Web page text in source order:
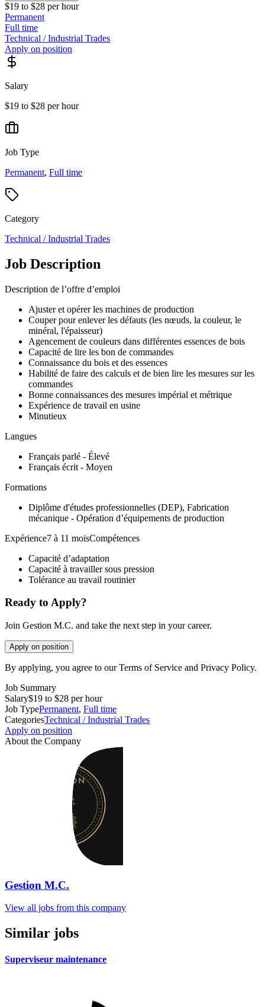
$19 to $28 per hour
Permanent
Full time
Technical / Industrial Trades
Apply on position
Salary
$19 to $28 per hour
Job Type
Permanent, Full time
Category
Technical / Industrial Trades
Job Description
Description de l’offre d’emploi
Ajuster et opérer les machines de production
Couper pour enlever les défauts (les nœuds, la couleur, le
minéral, l'épaisseur)
Agencement de couleurs dans différentes essences de bois
Capacité de lire les bon de commandes
Connaissance du bois et des essences
Habilité de faire des calculs et de bien lire les mesures sur les
commandes
Bonne connaissances des mesures impérial et métrique
Expérience de travail en usine
Minutieux
Langues
Français parlé - Élevé
Français écrit - Moyen
Formations
Diplôme d'études professionnelles (DEP), Fabrication
mécanique - Opération d’équipements de production
Expérience7 à 11 moisCompétences
Capacité d’adaptation
Capacité à travailler sous pression
Tolérance au travail routinier
Ready to Apply?
Join Gestion M.C. and take the next step in your career.
Apply on position
By applying, you agree to our Terms of Service and Privacy Policy.
Job Summary
Salary$19 to $28 per hour
Job TypePermanent, Full time
CategoriesTechnical / Industrial Trades
Apply on position
About the Company
Gestion M.C.
View all jobs from this company
Similar jobs
Superviseur maintenance